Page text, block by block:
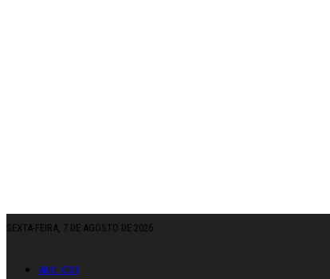
SEXTA-FEIRA, 7 DE AGOSTO DE 2026
ANO: CXII